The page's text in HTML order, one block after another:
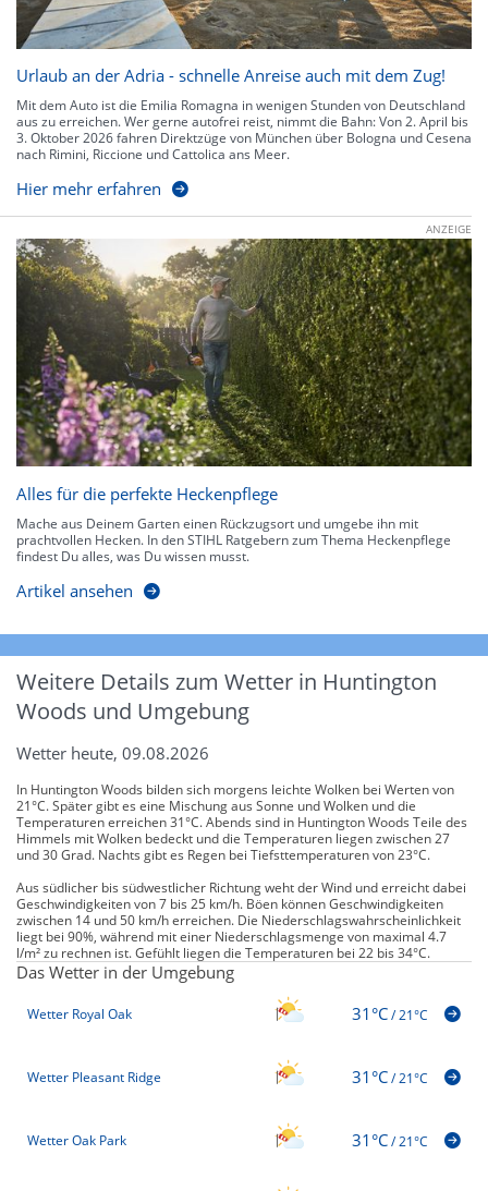
Urlaub an der Adria - schnelle Anreise auch mit dem Zug!
Mit dem Auto ist die Emilia Romagna in wenigen Stunden von Deutschland
aus zu erreichen. Wer gerne autofrei reist, nimmt die Bahn: Von 2. April bis
3. Oktober 2026 fahren Direktzüge von München über Bologna und Cesena
nach Rimini, Riccione und Cattolica ans Meer.
Hier mehr erfahren
ANZEIGE
Alles für die perfekte Heckenpflege
Mache aus Deinem Garten einen Rückzugsort und umgebe ihn mit
prachtvollen Hecken. In den STIHL Ratgebern zum Thema Heckenpflege
findest Du alles, was Du wissen musst.
Artikel ansehen
Weitere Details zum Wetter in Huntington
Woods und Umgebung
Wetter heute, 09.08.2026
In Huntington Woods bilden sich morgens leichte Wolken bei Werten von
21°C. Später gibt es eine Mischung aus Sonne und Wolken und die
Temperaturen erreichen 31°C. Abends sind in Huntington Woods Teile des
Himmels mit Wolken bedeckt und die Temperaturen liegen zwischen 27
und 30 Grad. Nachts gibt es Regen bei Tiefsttemperaturen von 23°C.
Aus südlicher bis südwestlicher Richtung weht der Wind und erreicht dabei
Geschwindigkeiten von 7 bis 25 km/h. Böen können Geschwindigkeiten
zwischen 14 und 50 km/h erreichen. Die Niederschlagswahrscheinlichkeit
liegt bei 90%, während mit einer Niederschlagsmenge von maximal 4.7
l/m² zu rechnen ist. Gefühlt liegen die Temperaturen bei 22 bis 34°C.
Das Wetter in der Umgebung
Wetter Royal Oak 31°C/21°C
Wetter Pleasant Ridge 31°C/21°C
Wetter Oak Park 31°C/21°C